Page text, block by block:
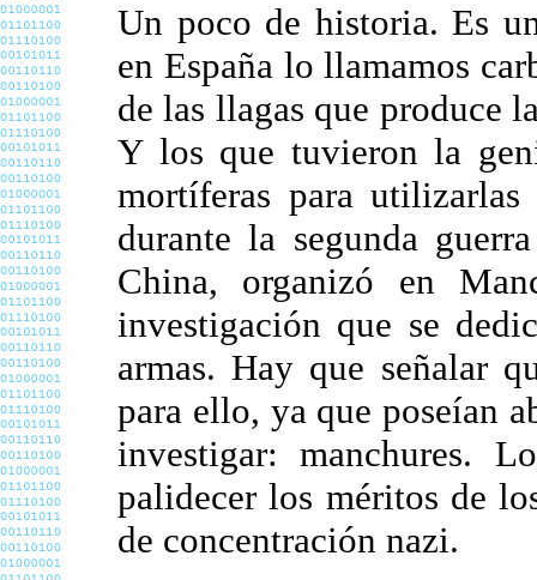
Un poco de historia. Es
en España lo llamamos
de las llagas que produce
Y los que tuvieron la
mortíferas para
durante la segunda
China, organizó en
investigación que se
armas. Hay que señalar
para ello, ya que poseían
investigar: manchures.
palidecer los méritos de
de concentración nazi.